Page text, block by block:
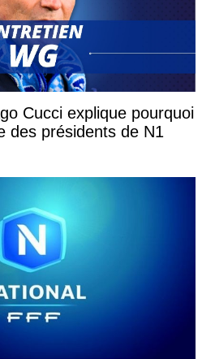
Cucci explique pourquoi
des présidents de N1